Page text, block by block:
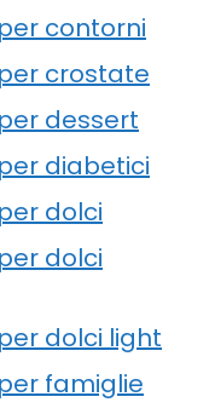
contorni
crostate
dessert
diabetici
dolci
dolci
dolci light
famiglie